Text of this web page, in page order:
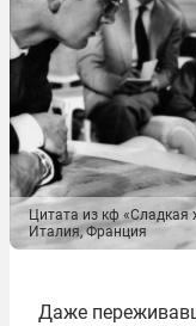
Цитата из кф «Сладкая
Италия, Франция
Даже